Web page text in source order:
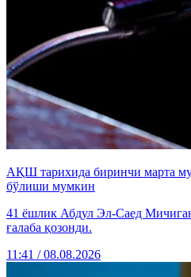
АҚШ тарихида биринчи марта
бўлиши мумкин
41 ёшлик Абдул Эл-Саед
ғалаба қозонди.
11:41 / 08.08.2026